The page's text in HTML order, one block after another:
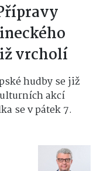
vrcholí
hudby se již
akcí
se v pátek 7.